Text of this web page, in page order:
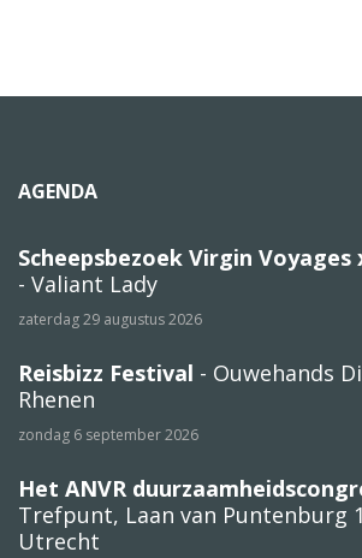
AGENDA
Scheepsbezoek Virgin Voyages
- Valiant Lady
zaterdag 29 augustus 2026
Reisbizz Festival - Ouwehands
Rhenen
zondag 6 september 2026
Het ANVR
Trefpunt, Laan van Puntenburg
Utrecht